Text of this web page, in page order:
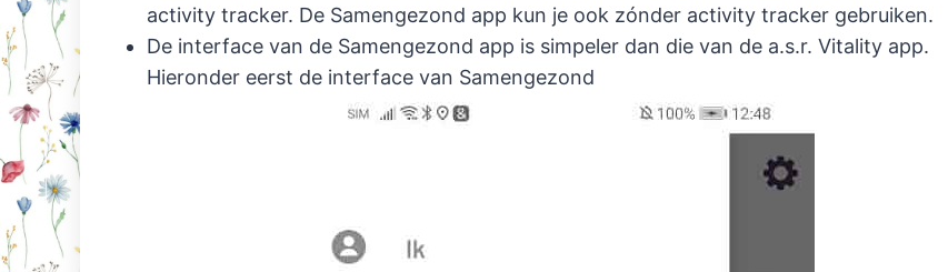
activity tracker. De Samengezond app kun je ook zónder activity tracker gebruiken.
De interface van de Samengezond app is simpeler dan die van de a.s.r. Vitality app.
Hieronder eerst de interface van Samengezond